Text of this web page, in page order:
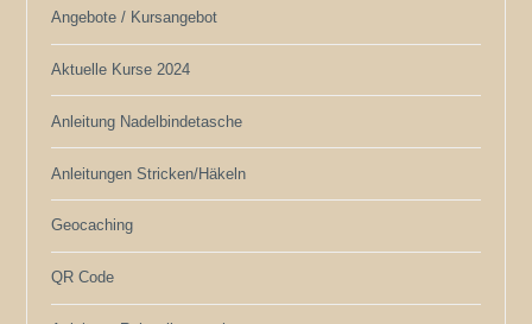
Angebote / Kursangebot
Aktuelle Kurse 2024
Anleitung Nadelbindetasche
Anleitungen Stricken/Häkeln
Geocaching
QR Code